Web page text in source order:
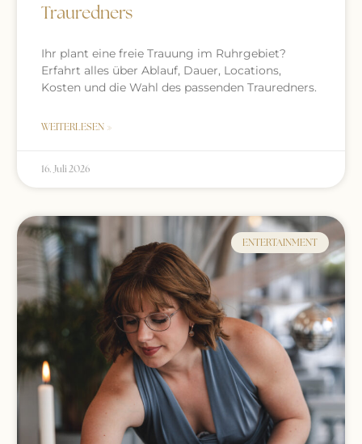
Trauredners
Ihr plant eine freie Trauung im Ruhrgebiet?
Erfahrt alles über Ablauf, Dauer, Locations,
Kosten und die Wahl des passenden Trauredners.
WEITERLESEN »
16. Juli 2026
ENTERTAINMENT